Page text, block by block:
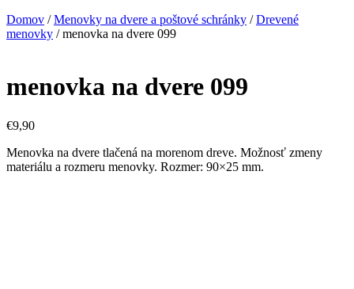
Domov /Menovky na dvere a poštové schránky /Drevené
menovky / menovka na dvere 099
menovka na dvere 099
€9,90
Menovka na dvere tlačená na morenom dreve. Možnosť zmeny
materiálu a rozmeru menovky. Rozmer: 90×25 mm.